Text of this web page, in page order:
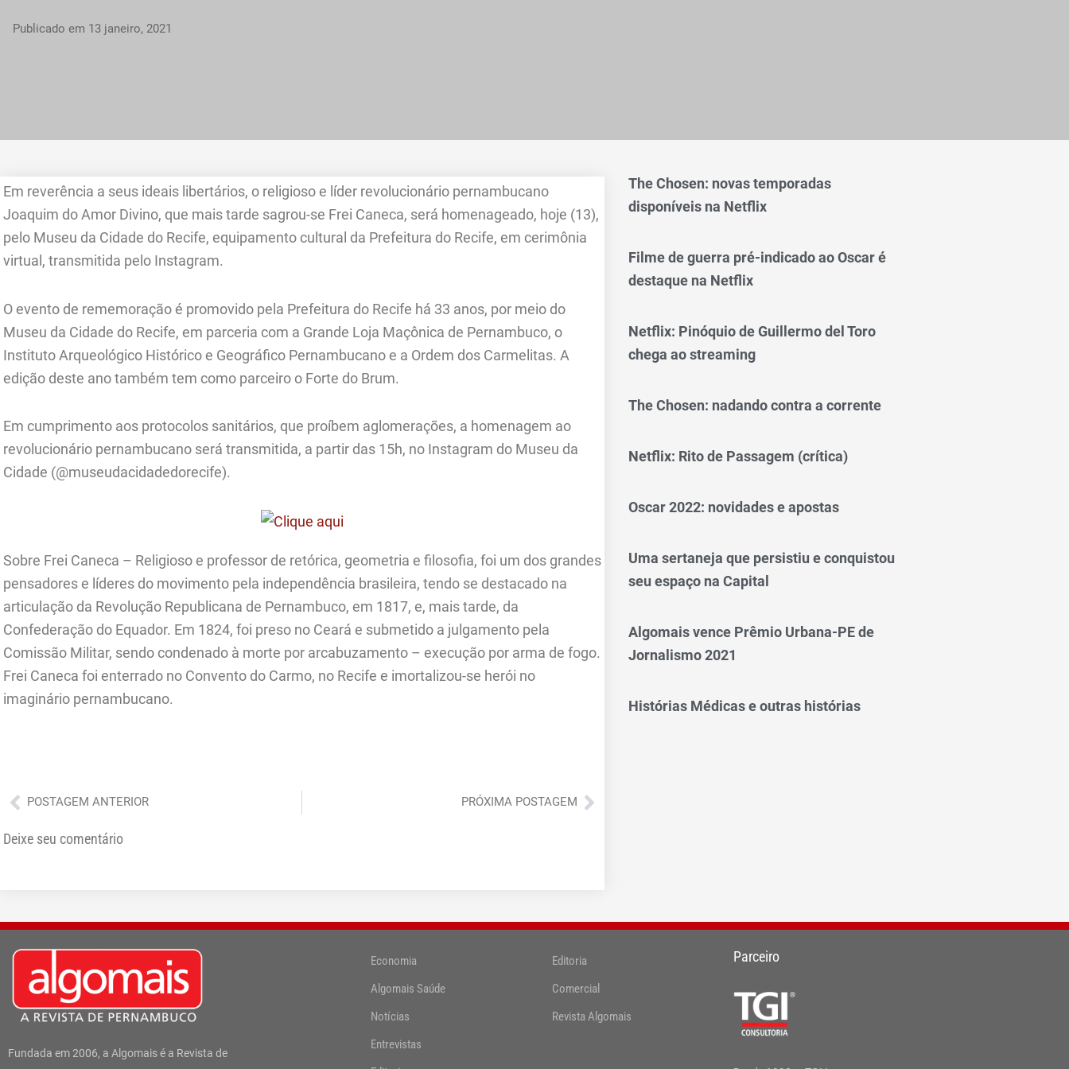
Publicado em 13 janeiro, 2021
Em reverência a seus ideais libertários, o religioso e líder revolucionário pernambucano
Joaquim do Amor Divino, que mais tarde sagrou-se Frei Caneca, será homenageado, hoje (13),
pelo Museu da Cidade do Recife, equipamento cultural da Prefeitura do Recife, em cerimônia
virtual, transmitida pelo Instagram.
O evento de rememoração é promovido pela Prefeitura do Recife há 33 anos, por meio do
Museu da Cidade do Recife, em parceria com a Grande Loja Maçônica de Pernambuco, o
Instituto Arqueológico Histórico e Geográfico Pernambucano e a Ordem dos Carmelitas. A
edição deste ano também tem como parceiro o Forte do Brum.
Em cumprimento aos protocolos sanitários, que proíbem aglomerações, a homenagem ao
revolucionário pernambucano será transmitida, a partir das 15h, no Instagram do Museu da
Cidade (@museudacidadedorecife).
Sobre Frei Caneca – Religioso e professor de retórica, geometria e filosofia, foi um dos grandes
pensadores e líderes do movimento pela independência brasileira, tendo se destacado na
articulação da Revolução Republicana de Pernambuco, em 1817, e, mais tarde, da
Confederação do Equador. Em 1824, foi preso no Ceará e submetido a julgamento pela
Comissão Militar, sendo condenado à morte por arcabuzamento – execução por arma de fogo.
Frei Caneca foi enterrado no Convento do Carmo, no Recife e imortalizou-se herói no
imaginário pernambucano.
Anterior
POSTAGEM ANTERIOR PRÓXIMA POSTAGEMPróximo
Deixe seu comentário
The Chosen: novas temporadas
disponíveis na Netflix
Filme de guerra pré-indicado ao Oscar é
destaque na Netflix
Netflix: Pinóquio de Guillermo del Toro
chega ao streaming
The Chosen: nadando contra a corrente
Netflix: Rito de Passagem (crítica)
Oscar 2022: novidades e apostas
Uma sertaneja que persistiu e conquistou
seu espaço na Capital
Algomais vence Prêmio Urbana-PE de
Jornalismo 2021
Histórias Médicas e outras histórias
Fundada em 2006, a Algomais é a Revista de
Economia
Algomais Saúde
Notícias
Entrevistas
Editoria
Comercial
Revista Algomais
Parceiro